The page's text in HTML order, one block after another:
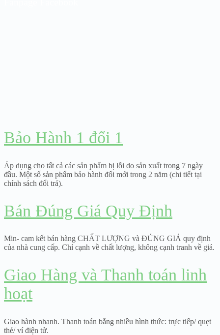
Bảo Hành 1 đổi 1
Áp dụng cho tất cả các sản phẩm bị lỗi do sản xuất trong 7 ngày
đầu. Một số sản phẩm bảo hành đổi mới trong 2 năm (chi tiết tại
chính sách đổi trả).
Bán Đúng Giá Quy Định
Min- cam kết bán hàng CHẤT LƯỢNG và ĐÚNG GIÁ quy định
của nhà cung cấp. Chỉ cạnh về chất lượng, không cạnh tranh về giá.
Giao Hàng và Thanh toán linh
hoạt
Giao hành nhanh. Thanh toán bằng nhiều hình thức: trực tiếp/ quẹt
thẻ/ ví điện tử.